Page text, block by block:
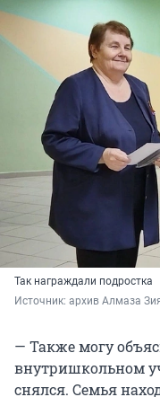
Так награждали подростка
Источник: архив Алмаза
— Также могу
внутришкольном
снялся. Семья